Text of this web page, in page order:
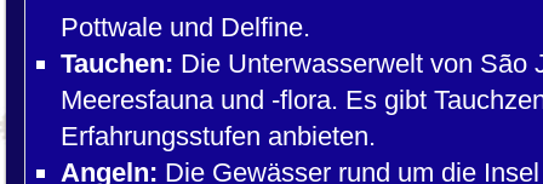
Pottwale und Delfine.
Tauchen: Die Unterwasserwelt von São
Meeresfauna und -flora. Es gibt
Erfahrungsstufen anbieten.
Angeln: Die Gewässer rund um die